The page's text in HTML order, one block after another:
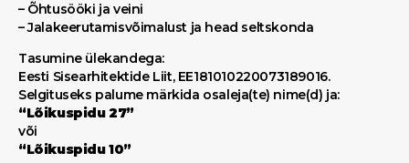
– Õhtusööki ja veini
– Jalakeerutamisvõimalust ja head seltskonda
Tasumine ülekandega:
Eesti Sisearhitektide Liit, EE181010220073189016.
Selgituseks palume märkida osaleja(te) nime(d) ja:
“Lõikuspidu 27”
või
“Lõikuspidu 10”